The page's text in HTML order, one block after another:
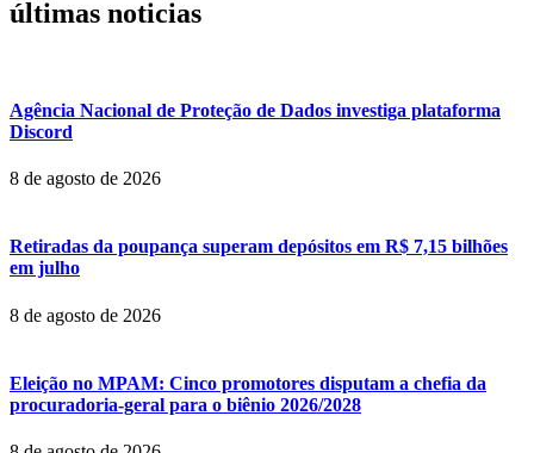
últimas noticias
Agência Nacional de Proteção de Dados investiga plataforma
Discord
8 de agosto de 2026
Retiradas da poupança superam depósitos em R$ 7,15 bilhões
em julho
8 de agosto de 2026
Eleição no MPAM: Cinco promotores disputam a chefia da
procuradoria-geral para o biênio 2026/2028